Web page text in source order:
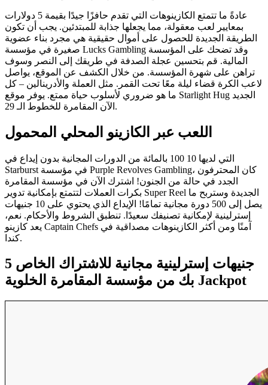
عادةً ما تتمتع الكازينوهات التي تقدم حافزًا جيدًا بقيمة 5 دولارات
بمعايير لعب معقولة، مما يجعلها جذابة للمبتدئين. يجب أن تكون
الطريقة الجديدة للحصول على أموال حقيقية هي مجرد بناء عضوية
صغيرة في مؤسسة Lucks Gambling وقد تضحك على المؤسسة
المالية. قم بتحسين عجلة الصدفة في طريقك إلى النصر وسوف
تراهن على شهرة المؤسسة. من خلال الكشف عن الموقع، يواصل
لاعب الكرة قضاء ليلة معًا تحت القمر. مثل العملة والأدرينالين – كل
ما هو ضروري لأسلوب حياة ممتع. يوفر موقع Starlight Hug الجديد
الآن المقامرة للخطوط الـ 29.
اللعب عبر الكازينو المحلي المحمول
التي لديها 10 100 بالمائة من الدورات المجانية بدون إيداع في
Starburst في مؤسسة Purple Revolves Gambling، كان المحترفون
الجدد في حالة من الجنون! اشترك الآن في مؤسسة المقامرة
بكرات العملات لتتمتع بإمكانية تدوير Super Reel الجديدة وستربح ما
يصل إلى 500 دورة مجانية تمامًا! الإيداع الذي يحتوي على 10 جنيهات
إسترلينية لإمكانية تصنيفك سعيدًا. تنطبق الشروط والأحكام. نعم،
يعد كازينو Captain Chefs آمنًا ومن أكثر الكازينوهات مصداقية في
كندا.
5 جنيهات إسترلينية مجانية للاشتراك الخاص
بك من مؤسسة المقامرة الخلوية Jackpot